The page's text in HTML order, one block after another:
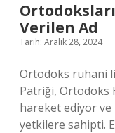
Verilen Ad
Tarih: Aralık 28, 2024
Ortodoks ruhani
Patriği, Ortodoks
hareket ediyor ve
yetkilere sahipti.